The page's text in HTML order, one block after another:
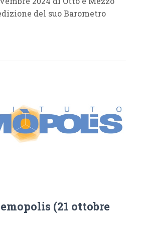
del suo Barometro
(21 ottobre